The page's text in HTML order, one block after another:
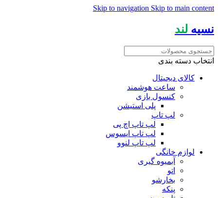
Skip to navigation Skip to main content
نسیه لند
انتخاب دسته بندی
کالای دیجیتال
ساعت هوشمند
کنسول بازی
پلی استیشن
لپ تاپ
لپ تاپ اچ پی
لپ تاپ ایسوس
لپ تاپ لنوو
لوازم خانگی
آبمیوه گیری
اتو
بخارشو
پنکه